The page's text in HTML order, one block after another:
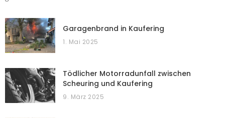
Garagenbrand in Kaufering
1. Mai 2025
Tödlicher Motorradunfall zwischen
Scheuring und Kaufering
9. März 2025